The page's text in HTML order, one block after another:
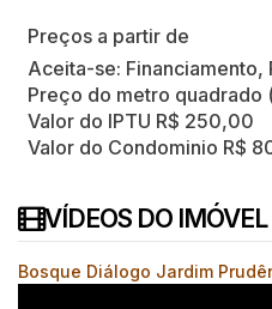
Aceita-se: Financiamento,
Preço do metro quadrado
Valor do IPTU R$ 250,00
Valor do Condominio R$
VÍDEOS DO IMÓVEL
Bosque Diálogo Jardim